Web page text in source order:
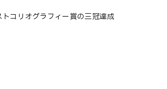
コリオグラフィー賞の三冠達成